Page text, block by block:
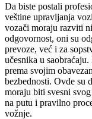
Da biste postali
veštine upravljanja
vozači moraju razviti
odgovornost, oni su
prevoze, već i za
učesnika u
prema svojim
bezbednosti. Ovde su
moraju biti svesni
na putu i ​​pravilno
vožnje.